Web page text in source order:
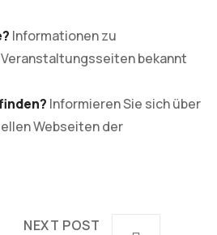
Informationen zu
bekannt
Informieren Sie sich über
Webseiten der
NEXT POST